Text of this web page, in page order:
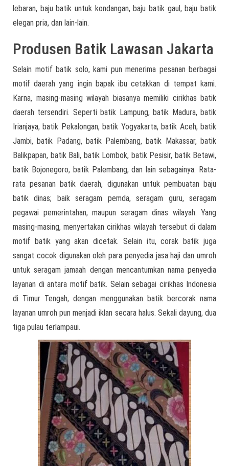
lebaran, baju batik untuk kondangan, baju batik gaul, baju batik
elegan pria, dan lain-lain.
Produsen Batik Lawasan Jakarta
Selain motif batik solo, kami pun menerima pesanan berbagai
motif daerah yang ingin bapak ibu cetakkan di tempat kami.
Karna, masing-masing wilayah biasanya memiliki cirikhas batik
daerah tersendiri. Seperti batik Lampung, batik Madura, batik
Irianjaya, batik Pekalongan, batik Yogyakarta, batik Aceh, batik
Jambi, batik Padang, batik Palembang, batik Makassar, batik
Balikpapan, batik Bali, batik Lombok, batik Pesisir, batik Betawi,
batik Bojonegoro, batik Palembang, dan lain sebagainya. Rata-
rata pesanan batik daerah, digunakan untuk pembuatan baju
batik dinas; baik seragam pemda, seragam guru, seragam
pegawai pemerintahan, maupun seragam dinas wilayah. Yang
masing-masing, menyertakan cirikhas wilayah tersebut di dalam
motif batik yang akan dicetak. Selain itu, corak batik juga
sangat cocok digunakan oleh para penyedia jasa haji dan umroh
untuk seragam jamaah dengan mencantumkan nama penyedia
layanan di antara motif batik. Selain sebagai cirikhas Indonesia
di Timur Tengah, dengan menggunakan batik bercorak nama
layanan umroh pun menjadi iklan secara halus. Sekali dayung, dua
tiga pulau terlampaui.